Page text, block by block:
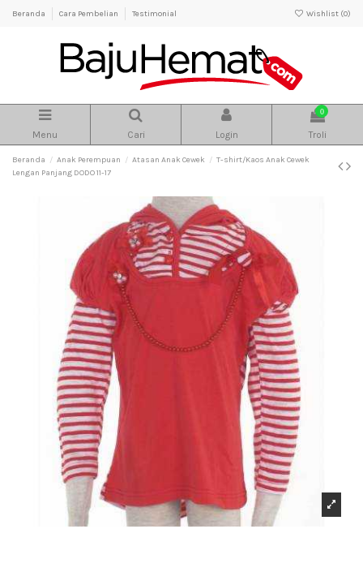
Beranda Cara Pembelian Testimonial Wishlist (0)
Menu Cari Login
0
Troli
Beranda Anak Perempuan Atasan Anak Cewek
T-shirt/Kaos Anak Cewek
Lengan Panjang DODO 11-17